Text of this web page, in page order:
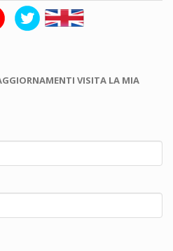
VISITA LA MIA